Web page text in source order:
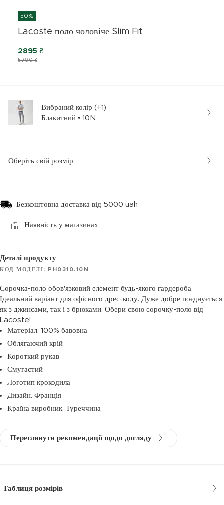
50%
Lacoste поло чоловіче Slim Fit
5790 ₴
2895 ₴
Вибраний колір (+1)
Блакитний • 10N
Оберіть свій розмір
Безкоштовна доставка від 5000 uah
Наявність у магазинах
Деталі продукту
КОД МОДЕЛІ: PH0310.10N
Сорочка-поло обов'язковий елемент будь-якого гардероба.
Ідеальний варіант для офісного дрес-коду. Дуже добре поєднується
як з джинсами, так і з брюками. Обери свою сорочку-поло від
Lacoste!
Матеріал: 100% бавовна
Облягаючий крій
Короткий рукав
Смугастий
Логотип крокодила
Дизайн: Франція
Країна виробник: Туреччина
Переглянути рекомендації щодо догляду
Таблиця розмірів